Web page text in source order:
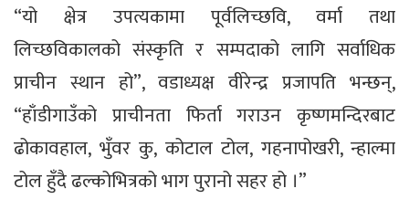
“यो क्षेत्र उपत्यकामा पूर्वलिच्छवि, वर्मा तथा
लिच्छविकालको संस्कृति र सम्पदाको लागि सर्वाधिक
प्राचीन स्थान हो”, वडाध्यक्ष वीरेन्द्र प्रजापति भन्छन्,
“हाँडीगाउँको प्राचीनता फिर्ता गराउन कृष्णमन्दिरबाट
ढोकावहाल, भुँवर कु, कोटाल टोल, गहनापोखरी, न्हाल्मा
टोल हुँदै ढल्कोभित्रको भाग पुरानो सहर हो ।”